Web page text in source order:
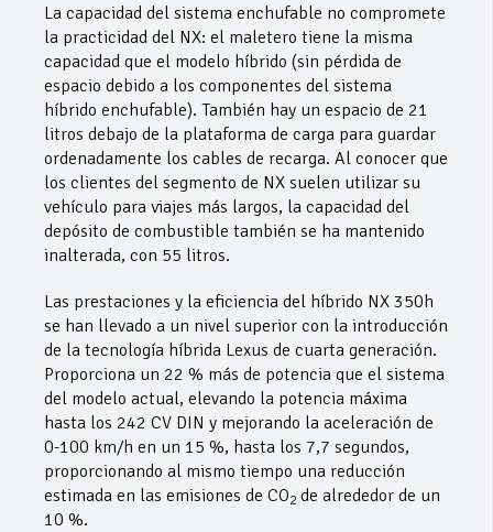
La capacidad del sistema enchufable no compromete
la practicidad del NX: el maletero tiene la misma
capacidad que el modelo híbrido (sin pérdida de
espacio debido a los componentes del sistema
híbrido enchufable). También hay un espacio de 21
litros debajo de la plataforma de carga para guardar
ordenadamente los cables de recarga. Al conocer que
los clientes del segmento de NX suelen utilizar su
vehículo para viajes más largos, la capacidad del
depósito de combustible también se ha mantenido
inalterada, con 55 litros.
Las prestaciones y la eficiencia del híbrido NX 350h
se han llevado a un nivel superior con la introducción
de la tecnología híbrida Lexus de cuarta generación.
Proporciona un 22 % más de potencia que el sistema
del modelo actual, elevando la potencia máxima
hasta los 242 CV DIN y mejorando la aceleración de
0-100 km/h en un 15 %, hasta los 7,7 segundos,
proporcionando al mismo tiempo una reducción
estimada en las emisiones de CO2 de alrededor de un
10 %.